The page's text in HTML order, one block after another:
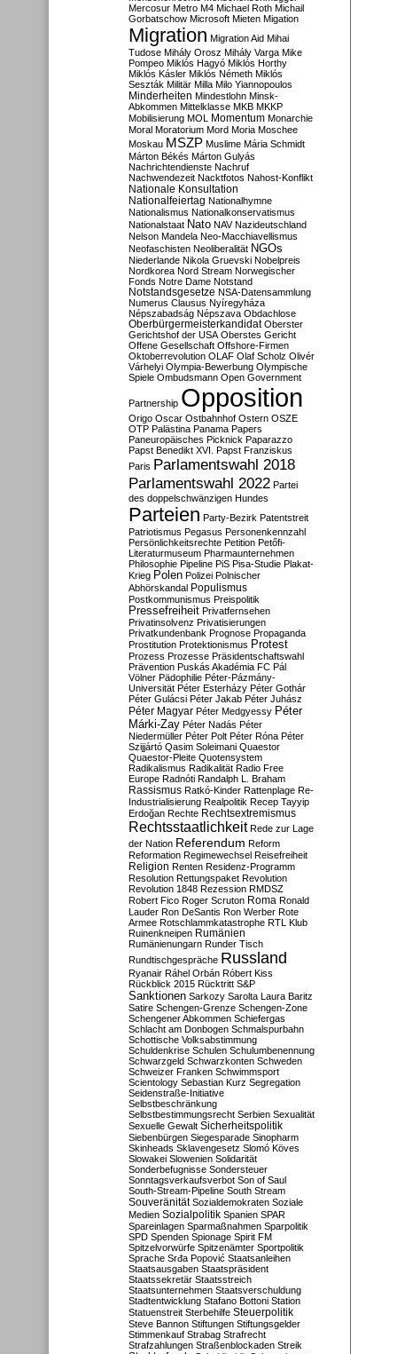
Mercosur Metro M4 Michael Roth Michail
Gorbatschow Microsoft Mieten Migation
Migration Migration Aid Mihai
Tudose Mihály Orosz Mihály Varga Mike
Pompeo Miklós Hagyó Miklós Horthy
Miklós Kásler Miklós Németh Miklós
Seszták Militär Milla Milo Yiannopoulos
Minderheiten Mindestlohn Minsk-
Abkommen Mittelklasse MKB MKKP
Mobilisierung MOL Momentum Monarchie
Moral Moratorium Mord Moria Moschee
Moskau MSZP Muslime Mária Schmidt
Márton Békés Márton Gulyás
Nachrichtendienste Nachruf
Nachwendezeit Nacktfotos Nahost-Konflikt
Nationale Konsultation
Nationalfeiertag Nationalhymne
Nationalismus Nationalkonservatismus
Nationalstaat Nato NAV Nazideutschland
Nelson Mandela Neo-Macchiavellismus
Neofaschisten Neoliberalität NGOs
Niederlande Nikola Gruevski Nobelpreis
Nordkorea Nord Stream Norwegischer
Fonds Notre Dame Notstand
Notstandsgesetze NSA-Datensammlung
Numerus Clausus Nyíregyháza
Népszabadság Népszava Obdachlose
Oberbürgermeisterkandidat Oberster
Gerichtshof der USA Oberstes Gericht
Offene Gesellschaft Offshore-Firmen
Oktoberrevolution OLAF Olaf Scholz Olivér
Várhelyi Olympia-Bewerbung Olympische
Spiele Ombudsmann Open Government
Partnership Opposition
Origo Oscar Ostbahnhof Ostern OSZE
OTP Palästina Panama Papers
Paneuropäisches Picknick Paparazzo
Papst Benedikt XVI. Papst Franziskus
Paris Parlamentswahl 2018
Parlamentswahl 2022 Partei
des doppelschwänzigen Hundes
Parteien Party-Bezirk Patentstreit
Patriotismus Pegasus Personenkennzahl
Persönlichkeitsrechte Petition Petőfi-
Literaturmuseum Pharmaunternehmen
Philosophie Pipeline PiS Pisa-Studie Plakat-
Krieg Polen Polizei Polnischer
Abhörskandal Populismus
Postkommunismus Preispolitik
Pressefreiheit Privatfernsehen
Privatinsolvenz Privatisierungen
Privatkundenbank Prognose Propaganda
Prostitution Protektionismus Protest
Prozess Prozesse Präsidentschaftswahl
Prävention Puskás Akadémia FC Pál
Völner Pädophilie Péter-Pázmány-
Universität Péter Esterházy Péter Gothár
Péter Gulácsi Péter Jakab Péter Juhász
Péter Magyar Péter Medgyessy Péter
Márki-Zay Péter Nadás Péter
Niedermüller Péter Polt Péter Róna Péter
Szijjártó Qasim Soleimani Quaestor
Quaestor-Pleite Quotensystem
Radikalismus Radikalität Radio Free
Europe Radnóti Randalph L. Braham
Rassismus Ratkó-Kinder Rattenplage Re-
Industrialisierung Realpolitik Recep Tayyip
Erdoğan Rechte Rechtsextremismus
Rechtsstaatlichkeit Rede zur Lage
der Nation Referendum Reform
Reformation Regimewechsel Reisefreiheit
Religion Renten Residenz-Programm
Resolution Rettungspaket Revolution
Revolution 1848 Rezession RMDSZ
Robert Fico Roger Scruton Roma Ronald
Lauder Ron DeSantis Ron Werber Rote
Armee Rotschlammkatastrophe RTL Klub
Ruinenkneipen Rumänien
Rumänienungarn Runder Tisch
Rundtischgespräche Russland
Ryanair Ráhel Orbán Róbert Kiss
Rückblick 2015 Rücktritt S&P
Sanktionen Sarkozy Sarolta Laura Baritz
Satire Schengen-Grenze Schengen-Zone
Schengener Abkommen Schiefergas
Schlacht am Donbogen Schmalspurbahn
Schottische Volksabstimmung
Schuldenkrise Schulen Schulumbenennung
Schwarzgeld Schwarzkonten Schweden
Schweizer Franken Schwimmsport
Scientology Sebastian Kurz Segregation
Seidenstraße-Initiative
Selbstbeschränkung
Selbstbestimmungsrecht Serbien Sexualität
Sexuelle Gewalt Sicherheitspolitik
Siebenbürgen Siegesparade Sinopharm
Skinheads Sklavengesetz Slomó Köves
Slowakei Slowenien Solidarität
Sonderbefugnisse Sondersteuer
Sonntagsverkaufsverbot Son of Saul
South-Stream-Pipeline South Stream
Souveränität Sozialdemokraten Soziale
Medien Sozialpolitik Spanien SPAR
Spareinlagen Sparmaßnahmen Sparpolitik
SPD Spenden Spionage Spirit FM
Spitzelvorwürfe Spitzenämter Sportpolitik
Sprache Srđa Popović Staatsanleihen
Staatsausgaben Staatspräsident
Staatssekretär Staatsstreich
Staatsunternehmen Staatsverschuldung
Stadtentwicklung Stafano Bottoni Station
Statuenstreit Sterbehilfe Steuerpolitik
Steve Bannon Stiftungen Stiftungsgelder
Stimmenkauf Strabag Strafrecht
Strafzahlungen Straßenblockaden Streik